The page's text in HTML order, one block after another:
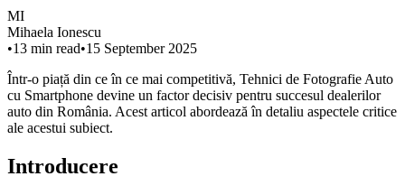
MI
Mihaela Ionescu
•13 min read•15 September 2025
Într-o piață din ce în ce mai competitivă, Tehnici de Fotografie Auto
cu Smartphone devine un factor decisiv pentru succesul dealerilor
auto din România. Acest articol abordează în detaliu aspectele critice
ale acestui subiect.
Introducere